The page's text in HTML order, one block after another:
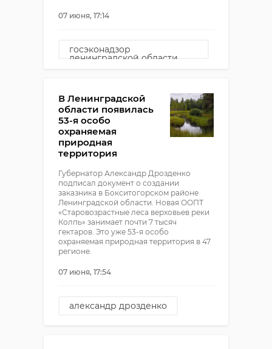
07 июня, 17:14
госэконадзор
ленинградской области
большая ижора
В Ленинградской
области появилась
53-я особо
охраняемая
природная
территория
Губернатор Александр Дрозденко
подписал документ о создании
заказника в Бокситогорском районе
Ленинградской области. Новая ООПТ
«Старовозрастные леса верховьев реки
Колпь» занимает почти 7 тысяч
гектаров. Это уже 53-я особо
охраняемая природная территория в 47
регионе.
07 июня, 17:54
александр дрозденко